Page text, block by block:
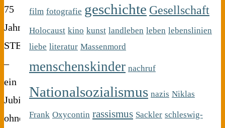
75
Jahre
STERN
–
ein
Jubiläum
ohne
film fotografie geschichte Gesellschaft
Holocaust kino kunst landleben leben lebenslinien
liebe literatur Massenmord
menschenskinder nachruf
Nationalsozialismus nazis Niklas
Frank Oxycontin rassismus Sackler schleswig-